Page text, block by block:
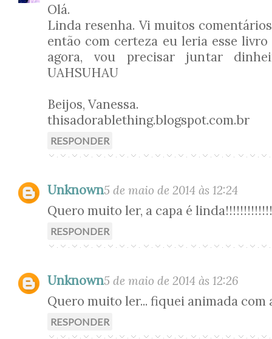
Olá.
Linda resenha. Vi muitos
então com certeza eu leria esse
agora, vou precisar juntar
UAHSUHAU
Beijos, Vanessa.
thisadorablething.blogspot.com.br
RESPONDER
Unknown5 de maio de 2014 às 12:24
Quero muito ler, a capa é linda!!!!!!!!!!!!!
RESPONDER
Unknown5 de maio de 2014 às 12:26
Quero muito ler... fiquei animada com
RESPONDER